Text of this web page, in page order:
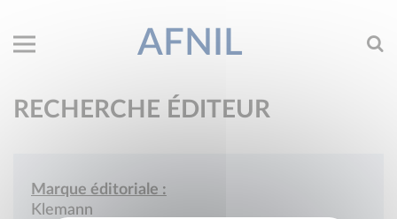
AFNIL
RECHERCHE ÉDITEUR
Marque éditoriale :
Klemann